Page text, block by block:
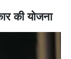
की योजना